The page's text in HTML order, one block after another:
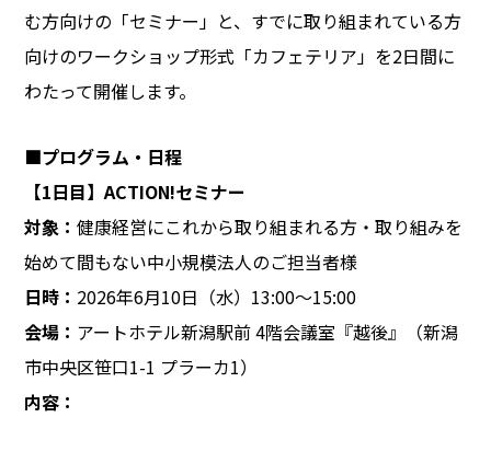
む方向けの「セミナー」と、すでに取り組まれている方
向けのワークショップ形式「カフェテリア」を2日間に
わたって開催します。
■プログラム・日程
【1日目】ACTION!セミナー
対象：健康経営にこれから取り組まれる方・取り組みを
始めて間もない中小規模法人のご担当者様
日時： 2026年6月10日（水）13:00〜15:00
会場： アートホテル新潟駅前 4階会議室『越後』（新潟
市中央区笹口1-1 プラーカ1）
内容：